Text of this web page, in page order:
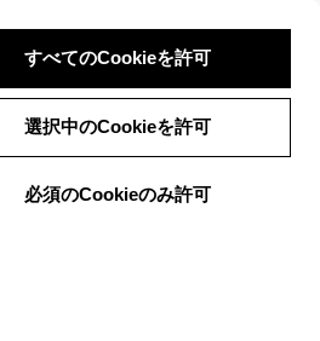
すべてのCookieを許可
選択中のCookieを許可
必須のCookieのみ許可
ログイン 検索 メニュー